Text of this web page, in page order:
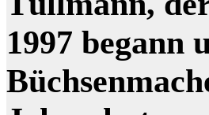
1997 begann